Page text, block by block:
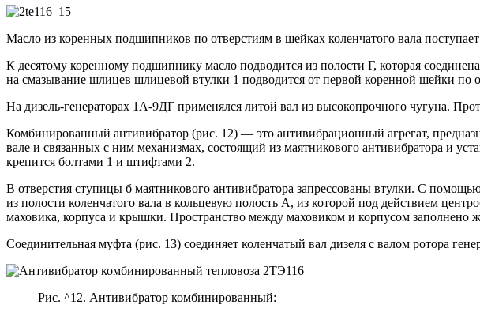
Масло из коренных подшипников по отверстиям в шейках коленчатого вала
К десятому коренному подшипнику масло подводится из полости Г, которая
на смазывание шлицев шлицевой втулки 1 подводится от первой коренной шейки по
На дизель-генераторах 1А-9ДГ применялся литой вал из высокопрочного чугуна.
Комбинированный антивибратор (рис. 12) — это антивибрационный агрегат,
вале и связанных с ним механизмах, состоящий из маятникового антивибратора и
крепится болтами 1 и штифтами 2.
В отверстия ступицы б маятникового антивибратора запрессованы втулки. С
из полости коленчатого вала в кольцевую полость А, из которой под действием
маховика, корпуса и крышки. Пространство между маховиком и корпусом заполнено
Соединительная муфта (рис. 13) соединяет коленчатый вал дизеля с валом ротора
Рис. ^12. Антивибратор комбинированный: